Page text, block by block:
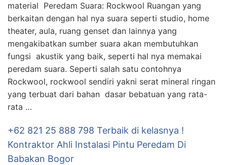
material Peredam Suara: Rockwool Ruangan yang
berkaitan dengan hal nya suara seperti studio, home
theater, aula, ruang genset dan lainnya yang
mengakibatkan sumber suara akan membutuhkan
fungsi akustik yang baik, seperti hal nya memakai
peredam suara. Seperti salah satu contohnya
Rockwool, rockwool sendiri yakni serat mineral ringan
yang terbuat dari bahan dasar bebatuan yang rata-
rata …
+62 821 25 888 798 Terbaik di kelasnya !
Kontraktor Ahli Instalasi Pintu Peredam Di
Babakan Bogor